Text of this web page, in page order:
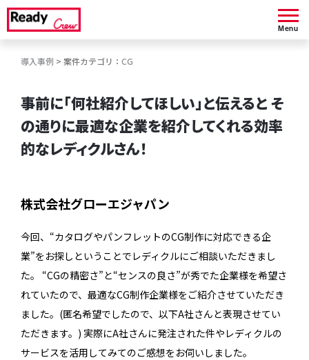
Menu
導入事例 > 案件カテゴリ： CG
事前に「何社紹介してほしい」と伝えると そ
の通りに最適な企業を紹介してくれる効率
的なレディクルさん！
株式会社グローエジャパン
今回、“カタログやパンフレットのCG制作に対応できる企
業”をお探しということでレディクルにご相談いただきまし
た。 “CGの精密さ”と“センスの良さ”が秀でた企業様を希望さ
れていたので、最適なCG制作企業様をご紹介させていただき
ました。(匿名希望でしたので、以下A社さんと表現させてい
ただきます。) 実際にA社さんに発注された件やレディクルの
サービスを活用してみてのご感想をお伺いしました。